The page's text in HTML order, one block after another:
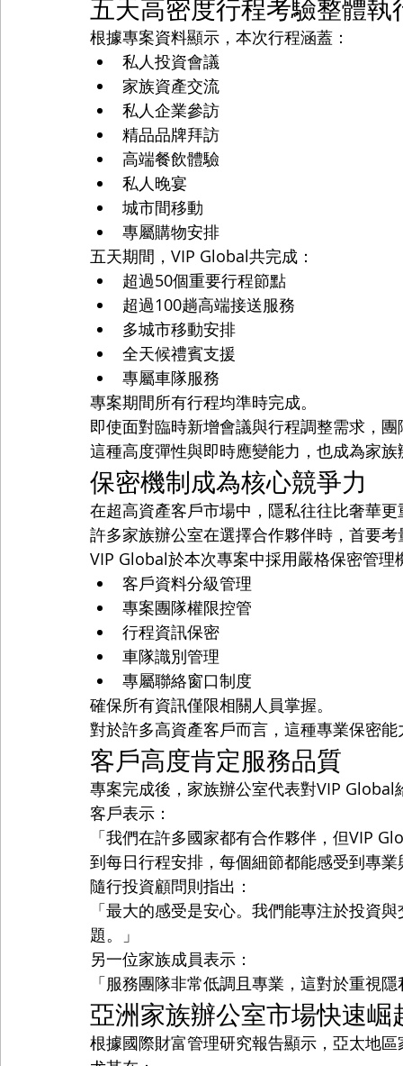
根據專案資料顯示，本次行程涵蓋：
私人投資會議
家族資產交流
私人企業參訪
精品品牌拜訪
高端餐飲體驗
私人晚宴
城市間移動
專屬購物安排
五天期間，VIP Global共完成：
超過50個重要行程節點
超過100趟高端接送服務
多城市移動安排
全天候禮賓支援
專屬車隊服務
專案期間所有行程均準時完成。
即使面對臨時新增會議與行程調整需求，
這種高度彈性與即時應變能力，也成為家
保密機制成為核心競爭力
在超高資產客戶市場中，隱私往往比奢華更
許多家族辦公室在選擇合作夥伴時，首要
VIP Global於本次專案中採用嚴格保密管理
客戶資料分級管理
專案團隊權限控管
行程資訊保密
車隊識別管理
專屬聯絡窗口制度
確保所有資訊僅限相關人員掌握。
對於許多高資產客戶而言，這種專業保密
客戶高度肯定服務品質
專案完成後，家族辦公室代表對VIP Global
客戶表示：
「我們在許多國家都有合作夥伴，但VIP
到每日行程安排，每個細節都能感受到專
隨行投資顧問則指出：
「最大的感受是安心。我們能專注於投資
題。」
另一位家族成員表示：
「服務團隊非常低調且專業，這對於重視
亞洲家族辦公室市場快速崛
根據國際財富管理研究報告顯示，亞太地